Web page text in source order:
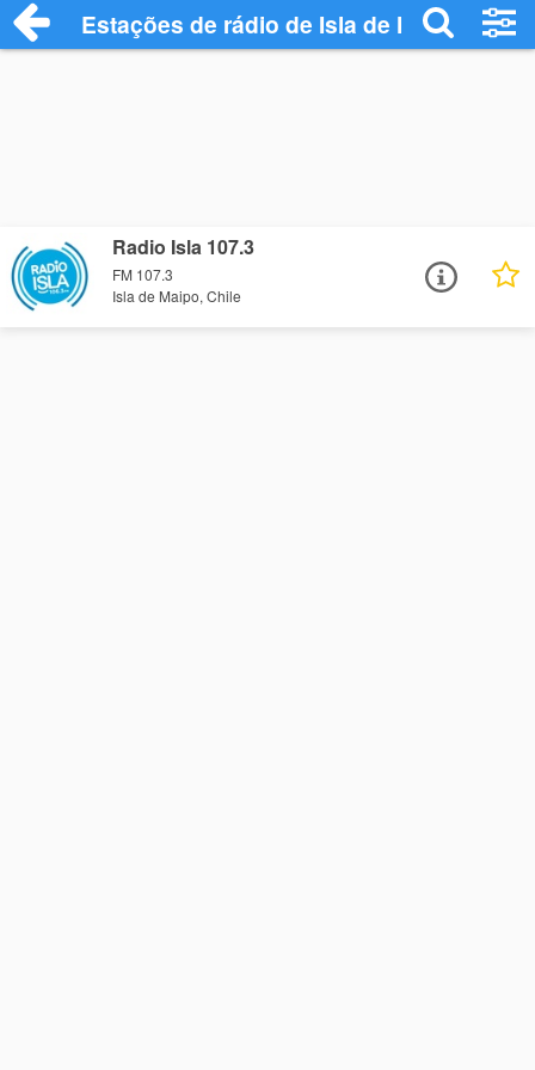
Estações de rádio de Isla de Maipo -
Radio Isla 107.3
FM 107.3
Isla de Maipo, Chile